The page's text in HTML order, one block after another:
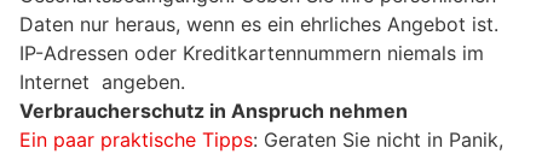
Daten nur heraus, wenn es ein ehrliches Angebot ist.
IP-Adressen oder Kreditkartennummern niemals im
Internet angeben.
Verbraucherschutz in Anspruch nehmen
Ein paar praktische Tipps: Geraten Sie nicht in Panik,